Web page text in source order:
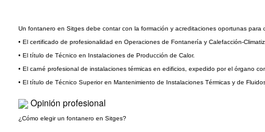
Un fontanero en Sitges debe contar con la formación y acreditaciones oportunas
• El certificado de profesionalidad en Operaciones de Fontanería y Calefacción-
• El título de Técnico en Instalaciones de Producción de Calor.
• El carné profesional de instalaciones térmicas en edificios, expedido por el órgano
• El título de Técnico Superior en Mantenimiento de Instalaciones Térmicas y de
Opinión profesional
¿Cómo elegir un fontanero en Sitges?